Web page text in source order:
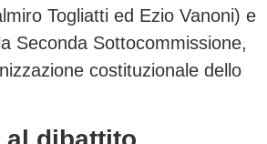
Togliatti ed Ezio Vanoni) e
Seconda Sottocommissione,
costituzionale dello